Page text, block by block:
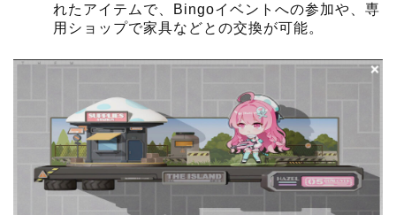
れたアイテムで、Bingoイベントへの参加や、専
用ショップで家具などとの交換が可能。